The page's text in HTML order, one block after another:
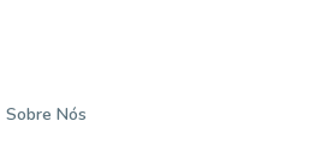
Sobre Nós